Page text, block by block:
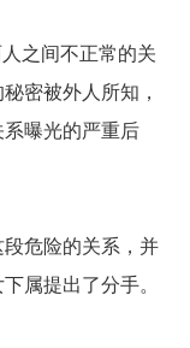
之间不正常的关
密被外人所知，
曝光的严重后
危险的关系，并
属提出了分手。